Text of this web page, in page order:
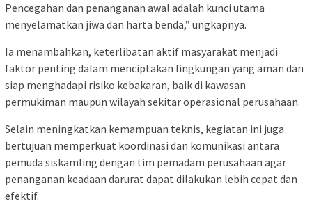
Pencegahan dan penanganan awal adalah kunci utama
menyelamatkan jiwa dan harta benda,” ungkapnya.
Ia menambahkan, keterlibatan aktif masyarakat menjadi
faktor penting dalam menciptakan lingkungan yang aman dan
siap menghadapi risiko kebakaran, baik di kawasan
permukiman maupun wilayah sekitar operasional perusahaan.
Selain meningkatkan kemampuan teknis, kegiatan ini juga
bertujuan memperkuat koordinasi dan komunikasi antara
pemuda siskamling dengan tim pemadam perusahaan agar
penanganan keadaan darurat dapat dilakukan lebih cepat dan
efektif.